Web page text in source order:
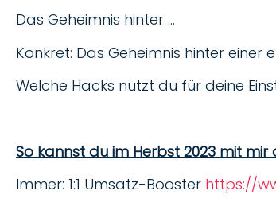
Das Geheimnis hinter …
Konkret: Das Geheimnis hinter einer
Welche Hacks nutzt du für deine
So kannst du im Herbst 2023 mit mir
Immer: 1:1 Umsatz-Booster https://